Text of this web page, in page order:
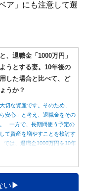
ア」にも注意して選
、退職金「1000万円」
うとする妻。10年後の
した場合と比べて、ど
うか？
切な資産です。そのため、
安心」と考え、退職金をその
一方で、長期間使う予定の
て資産を増やすことを検討す
では、退職金1000万円を10年
い